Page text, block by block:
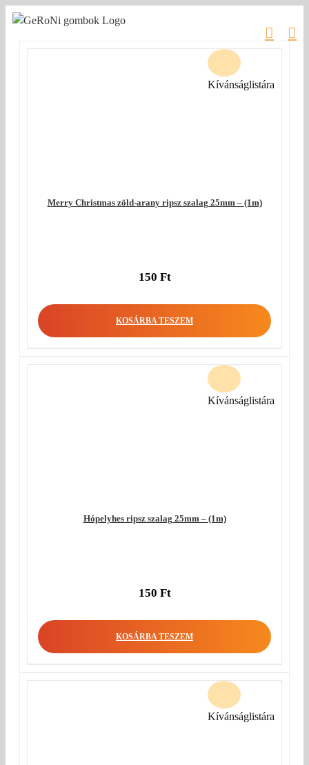
Kihagyás
Merry Christmas zöld-arany ripsz szalag 25mm – (1m)
150 Ft
KOSÁRBA TESZEM
Kívánságlistára
Hópelyhes ripsz szalag 25mm – (1m)
150 Ft
KOSÁRBA TESZEM
Kívánságlistára
Kívánságlistára